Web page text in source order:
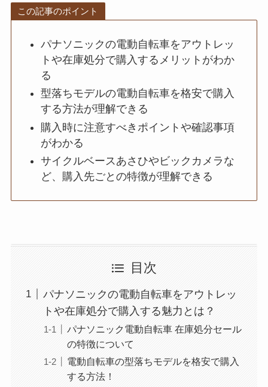
この記事のポイント
パナソニックの電動自転車をアウトレッ
トや在庫処分で購入するメリットがわか
る
型落ちモデルの電動自転車を格安で購入
する方法が理解できる
購入時に注意すべきポイントや確認事項
がわかる
サイクルベースあさひやビックカメラな
ど、購入先ごとの特徴が理解できる
目次
パナソニックの電動自転車をアウトレッ
トや在庫処分で購入する魅力とは？
パナソニック電動自転車 在庫処分セール
の特徴について
電動自転車の型落ちモデルを格安で購入
する方法！